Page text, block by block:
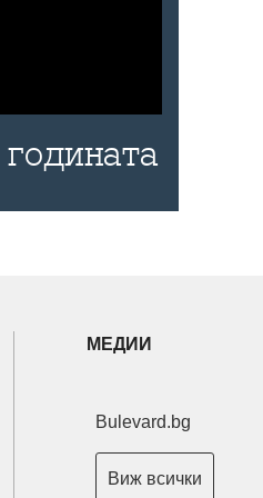
МЕДИИ
Bulevard.bg
Виж всички